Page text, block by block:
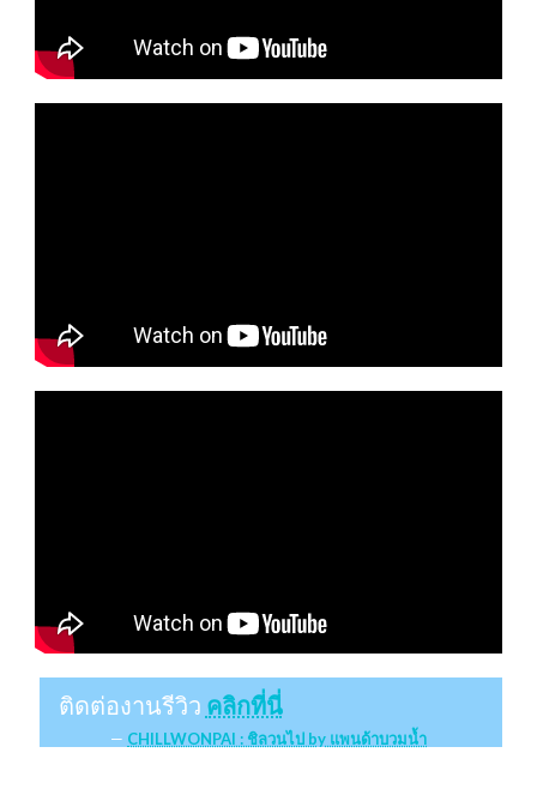
ติดต่องานรีวิว คลิกที่นี่
CHILLWONPAI : ชิลวนไป by แพนด้าบวมน้ำ